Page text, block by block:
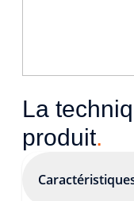
La
produit.